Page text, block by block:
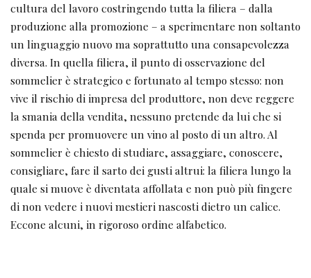
cultura del lavoro costringendo tutta la filiera – dalla
produzione alla promozione – a sperimentare non soltanto
un linguaggio nuovo ma soprattutto una consapevolezza
diversa. In quella filiera, il punto di osservazione del
sommelier è strategico e fortunato al tempo stesso: non
vive il rischio di impresa del produttore, non deve reggere
la smania della vendita, nessuno pretende da lui che si
spenda per promuovere un vino al posto di un altro. Al
sommelier è chiesto di studiare, assaggiare, conoscere,
consigliare, fare il sarto dei gusti altrui: la filiera lungo la
quale si muove è diventata affollata e non può più fingere
di non vedere i nuovi mestieri nascosti dietro un calice.
Eccone alcuni, in rigoroso ordine alfabetico.